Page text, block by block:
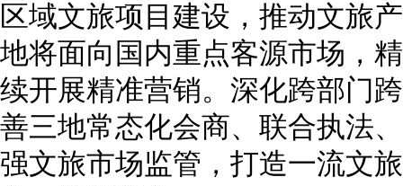
区域文旅项目建设，推动文旅
地将面向国内重点客源市场，
续开展精准营销。深化跨部门
善三地常态化会商、联合执法
强文旅市场监管，打造一流文